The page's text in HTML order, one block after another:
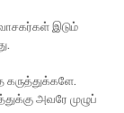
வாசகர்கள் இடும்
கருத்துக்களே.
அவரே முழுப்